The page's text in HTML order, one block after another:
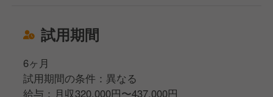
試用期間
6ヶ月
試用期間の条件：異なる
給与：月収320,000円〜437,000円